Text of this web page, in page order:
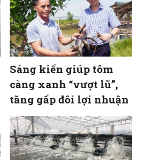
Sáng kiến giúp tôm
càng xanh “vượt lũ”,
tăng gấp đôi lợi nhuận